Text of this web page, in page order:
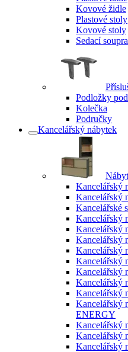
Kovové židle
Plastové stoly
Kovové stoly
Sedací
Podložky
Kolečka
Područky
Kancelářský nábytek
Kancelářský
Kancelářský
Kancelářské
Kancelářský
Kancelářský
Kancelářský
Kancelářský
Kancelářský
Kancelářský
Kancelářský
Kancelářský
Kancelářský
ENERGY
Kancelářský
Kancelářský
Kancelářský